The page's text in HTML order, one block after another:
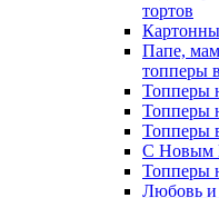
тортов
Папе,
топперы
Топперы
Топперы
Топперы
С Новым
Топперы
Любовь и